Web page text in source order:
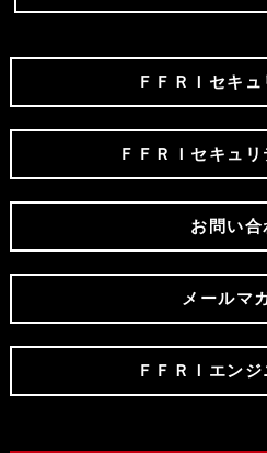
ＦＦＲＩセキ
ＦＦＲＩセキュ
お問い合
メールマ
ＦＦＲＩエン